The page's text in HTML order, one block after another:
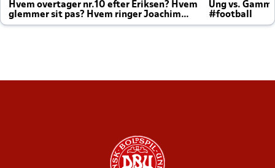
Hvem overtager nr.10 efter Eriksen? Hvem
glemmer sit pas? Hvem ringer Joachim
altid til efter kampe?
Ung vs.
#football